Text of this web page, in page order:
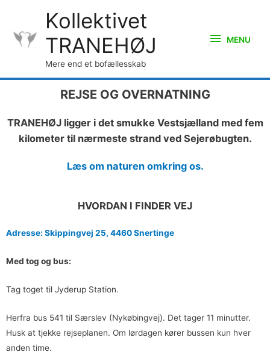
Kollektivet
TRANEHØJ
Mere end et bofællesskab
MENU
REJSE OG OVERNATNING
TRANEHØJ ligger i det smukke Vestsjælland med fem
kilometer til nærmeste strand ved Sejerøbugten.
Læs om naturen omkring os.
HVORDAN I FINDER VEJ
Adresse: Skippingvej 25, 4460 Snertinge
Med tog og bus:
Tag toget til Jyderup Station.
Herfra bus 541 til Særslev (Nykøbingvej). Det tager 11 minutter.
Husk at tjekke rejseplanen. Om lørdagen kører bussen kun hver
anden time.